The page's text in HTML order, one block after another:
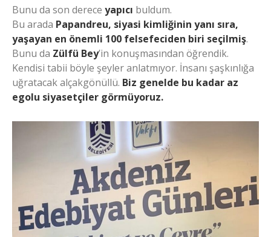
Bunu da son derece yapıcı buldum.
Bu arada Papandreu, siyasi kimliğinin yanı sıra,
yaşayan en önemli 100 felsefeciden biri seçilmiş.
Bunu da Zülfü Bey’in konuşmasından öğrendik.
Kendisi tabii böyle şeyler anlatmıyor. İnsanı şaşkınlığa
uğratacak alçakgönüllü. Biz genelde bu kadar az
egolu siyasetçiler görmüyoruz.